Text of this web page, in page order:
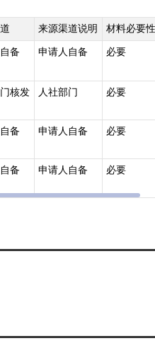
来源渠道说明 材料必要性
备 申请人自备 必要
核发 人社部门 必要
备 申请人自备 必要
备 申请人自备 必要